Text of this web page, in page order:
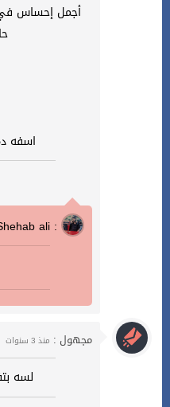
أجمل إحساس
اسفه
ali :
مجهول : منذ 3 سنوات
لسه